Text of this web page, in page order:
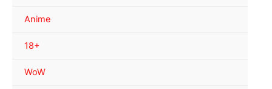
Anime
18+
WoW